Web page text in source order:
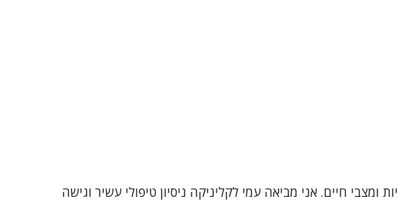
קלינית, המטפלת בפסיכותרפיה מזה כ-25 שנה במגוון אוכלוסיות ומצבי חיים. אני מביאה עמי לקליניקה ניסיון טיפולי עשיר וגישה